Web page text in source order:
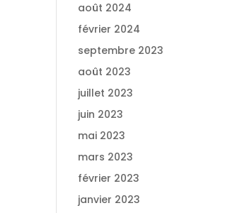
août 2024
février 2024
septembre 2023
août 2023
juillet 2023
juin 2023
mai 2023
mars 2023
février 2023
janvier 2023